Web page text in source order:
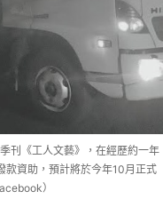
刊《工人文藝》，在經歷約一年
款資助，預計將於今年10月正式
）